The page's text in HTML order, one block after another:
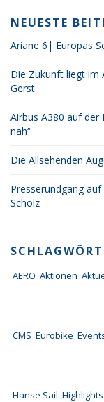
NEUESTE
Ariane 6| Europas
Die Zukunft liegt
Gerst
Airbus A380 auf der
nah‘‘
Die Allsehenden
Presserundgang
Scholz
AERO Aktionen
CMS Eurobike
Hanse Sail Highlights